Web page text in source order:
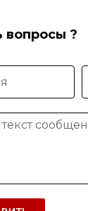
вопросы ?